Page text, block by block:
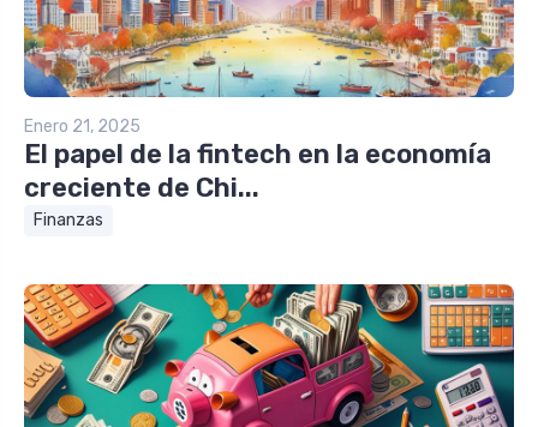
Enero 21, 2025
El papel de la fintech en la economía
creciente de Chi...
Finanzas